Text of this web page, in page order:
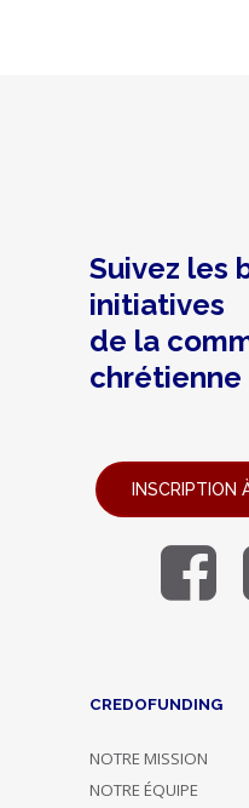
Suivez les
initiatives
de la
chrétienne
INSCRIPTION
CREDOFUNDING
NOTRE MISSION
NOTRE ÉQUIPE